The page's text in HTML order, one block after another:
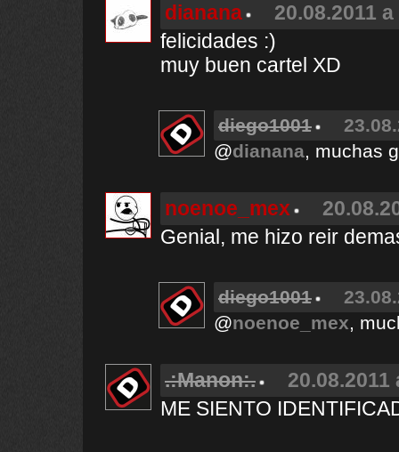
dianana
20.08.2011
felicidades :)
muy buen cartel XD
diego1001
@dianana, muchas
noenoe_mex
Genial, me hizo reir
diego1001
@noenoe_mex,
.:Manon:.
20.08.2011
ME SIENTO